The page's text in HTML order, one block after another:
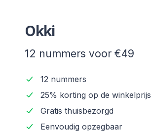
Okki
12 nummers voor €49
12 nummers
25% korting op de winkelprijs
Gratis thuisbezorgd
Eenvoudig opzegbaar